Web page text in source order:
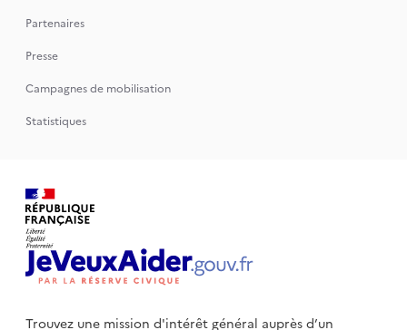
Partenaires
Presse
Campagnes de mobilisation
Statistiques
Trouvez une mission d'intérêt général auprès d’un